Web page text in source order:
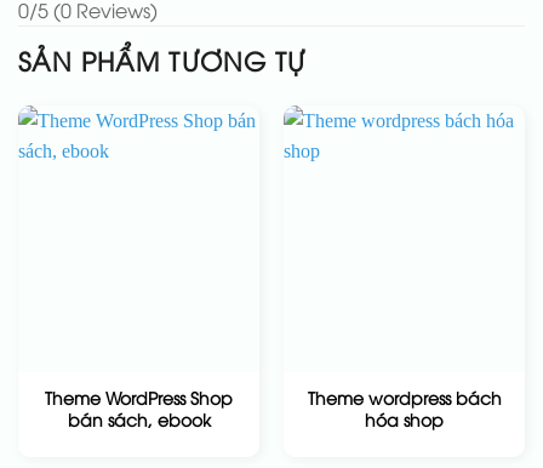
0/5(0 Reviews)
SẢN PHẨM TƯƠNG TỰ
Theme WordPress Shop
bán sách, ebook
Theme wordpress bách
hóa shop